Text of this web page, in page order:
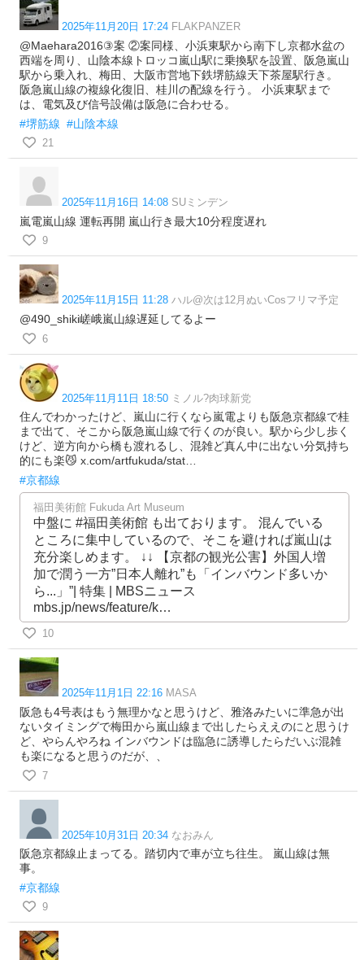
2025年11月20日 17:24 FLAKPANZER
@Maehara2016③案 ②案同様、小浜東駅から南下し京都水盆の
西端を周り、山陰本線トロッコ嵐山駅に乗換駅を設置、阪急嵐山
駅から乗入れ、梅田、大阪市営地下鉄堺筋線天下茶屋駅行き。
阪急嵐山線の複線化復旧、桂川の配線を行う。 小浜東駅まで
は、電気及び信号設備は阪急に合わせる。
#堺筋線 #山陰本線
21
2025年11月16日 14:08 SUミンデン
嵐電嵐山線 運転再開 嵐山行き最大10分程度遅れ
9
2025年11月15日 11:28 ハル@次は12月ぬいCosフリマ予定
@490_shiki嵯峨嵐山線遅延してるよー
6
2025年11月11日 18:50 ミノル?肉球新党
住んでわかったけど、嵐山に行くなら嵐電よりも阪急京都線で桂
まで出て、そこから阪急嵐山線で行くのが良い。駅から少し歩く
けど、逆方向から橋も渡れるし、混雑ど真ん中に出ない分気持ち
的にも楽😼 x.com/artfukuda/stat…
#京都線
福田美術館 Fukuda Art Museum
中盤に #福田美術館 も出ております。 混んでいる
ところに集中しているので、そこを避ければ嵐山は
充分楽しめます。 ↓↓ 【京都の観光公害】外国人増
加で潤う一方”日本人離れ”も「インバウンド多いか
ら...」”| 特集 | MBSニュース
mbs.jp/news/feature/k…
10
2025年11月1日 22:16 MASA
阪急も4号表はもう無理かなと思うけど、雅洛みたいに準急が出
ないタイミングで梅田から嵐山線まで出したらええのにと思うけ
ど、やらんやろね インバウンドは臨急に誘導したらだいぶ混雑
も楽になると思うのだが、、
7
2025年10月31日 20:34 なおみん
阪急京都線止まってる。踏切内で車が立ち往生。 嵐山線は無
事。
#京都線
9